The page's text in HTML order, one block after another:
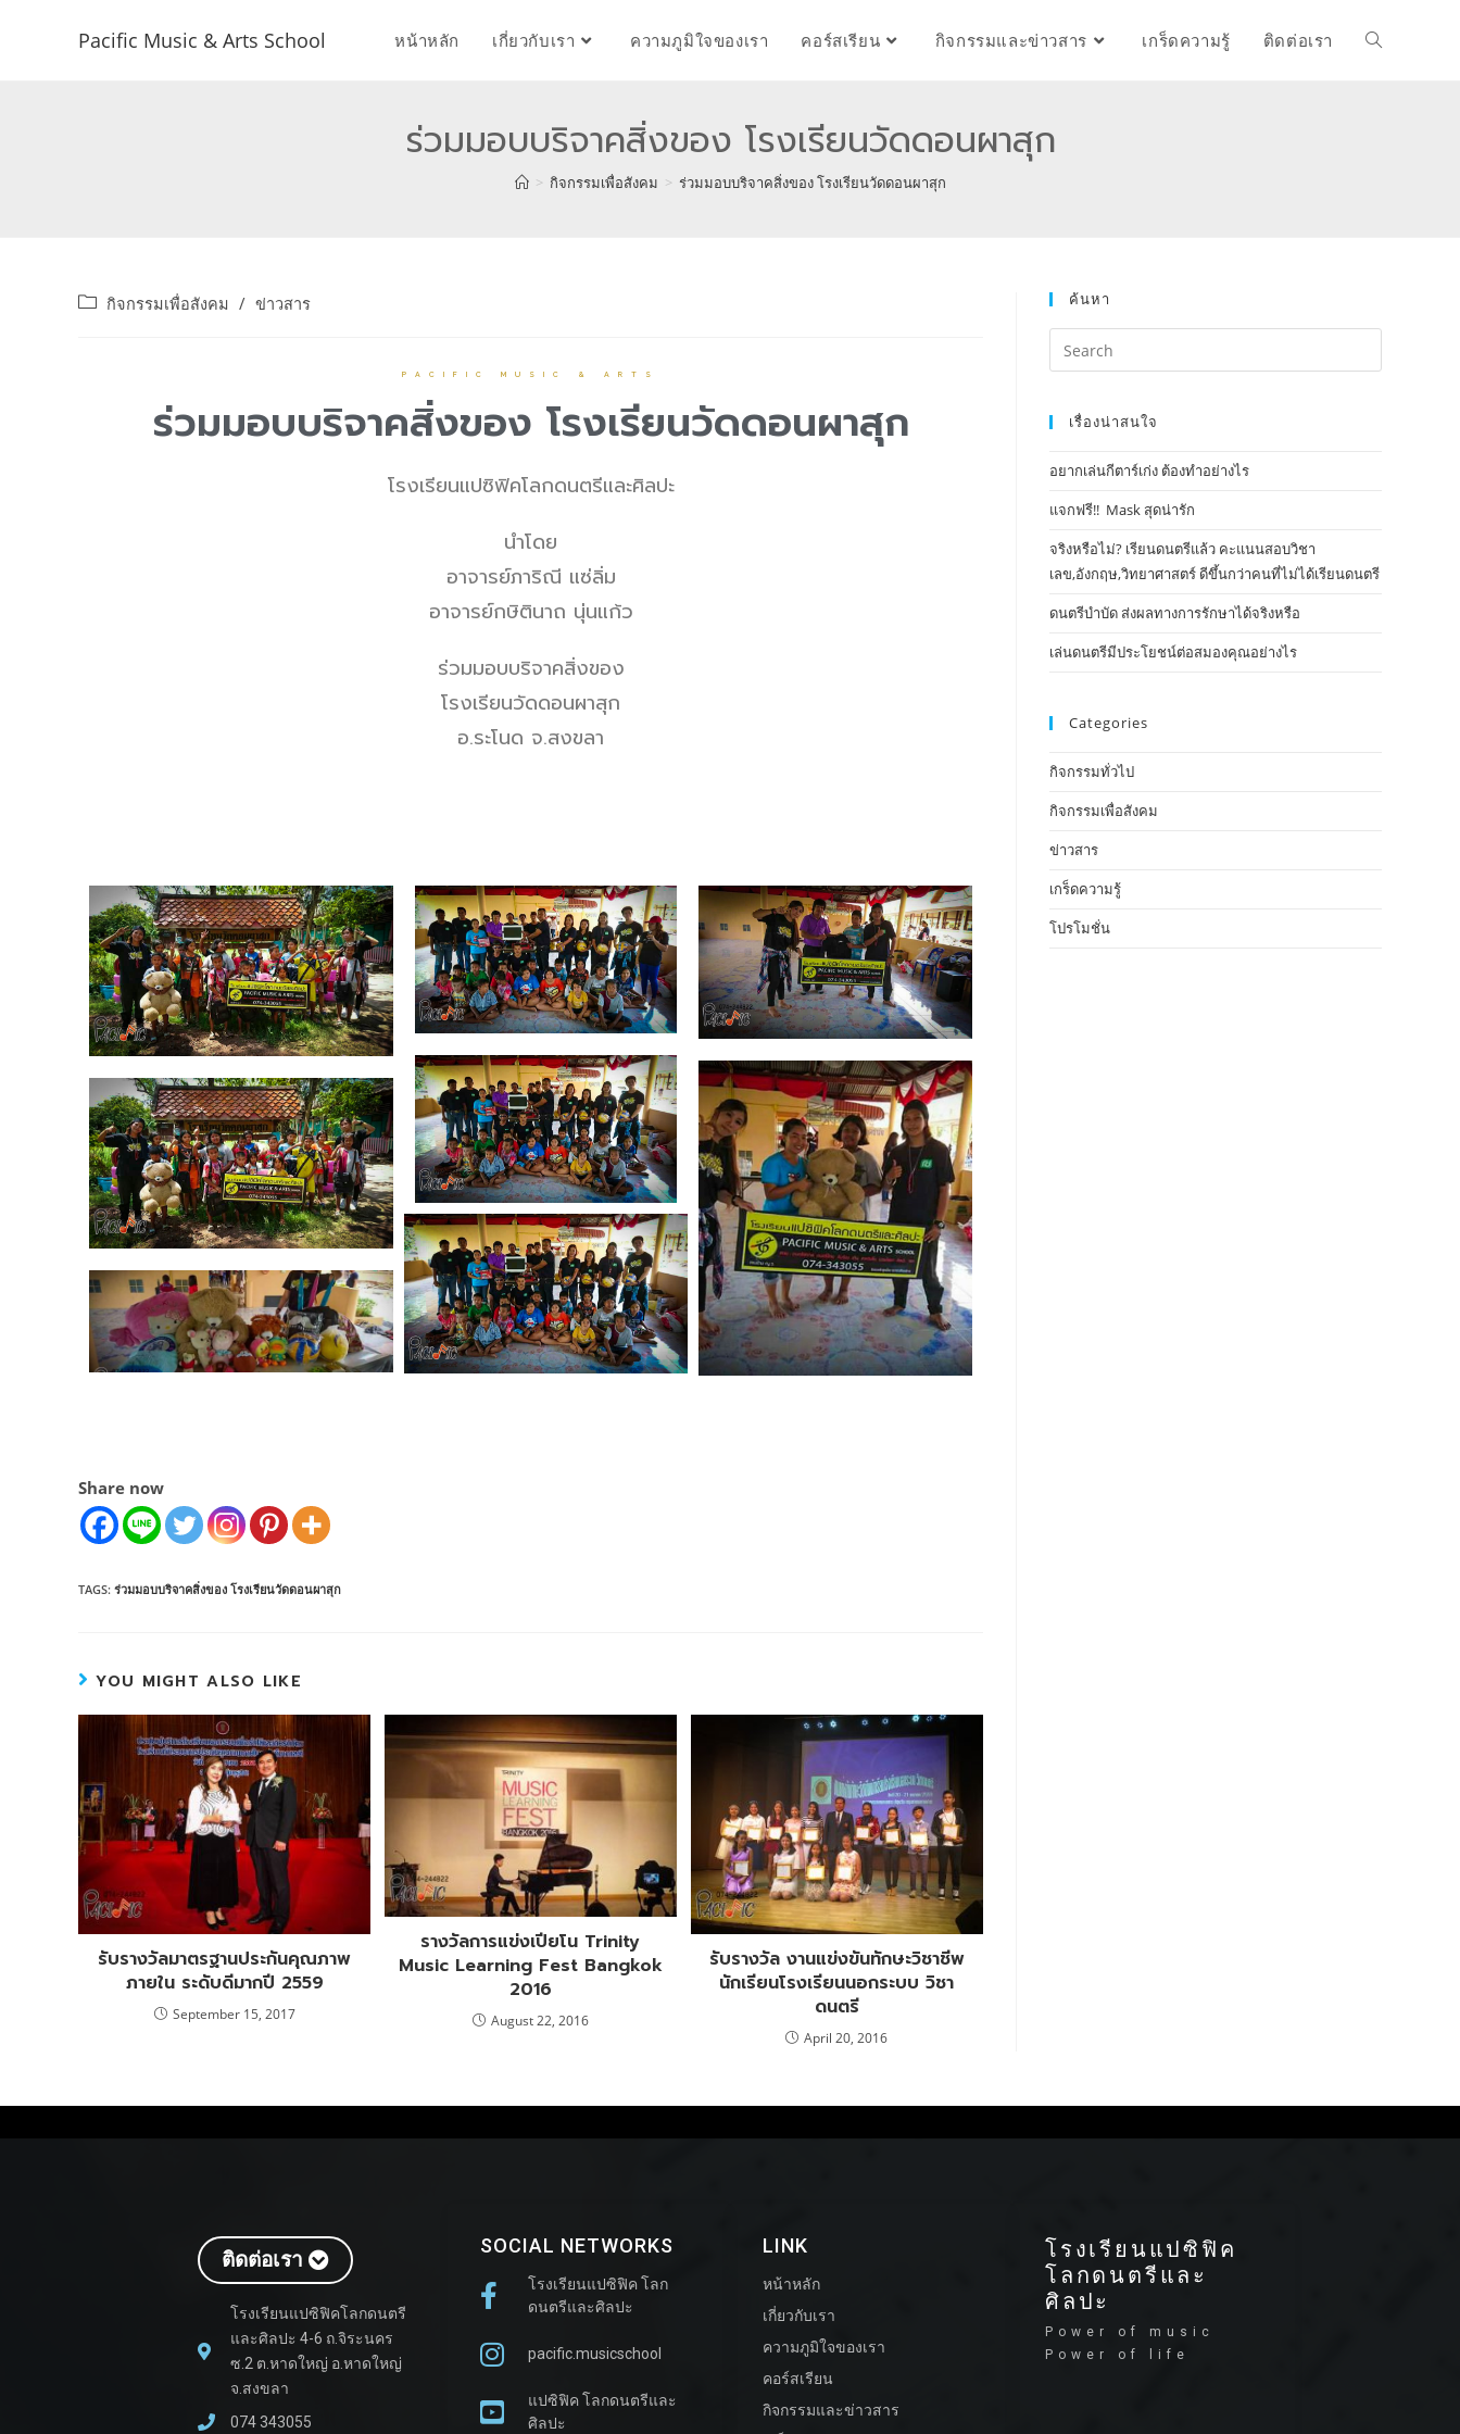
Pacific Music & Arts School หน้าหลัก เกี่ยวกับเรา ความภูมิใจของเรา คอร์สเรียน กิจกรรมและข่าวสาร เกร็ดความรู้ ติดต่อเรา
ร่วมมอบบริจาคสิ่งของ โรงเรียนวัดดอนผาสุก
> กิจกรรมเพื่อสังคม > ร่วมมอบบริจาคสิ่งของ โรงเรียนวัดดอนผาสุก
กิจกรรมเพื่อสังคม / ข่าวสาร
PACIFIC MUSIC & ARTS
ร่วมมอบบริจาคสิ่งของ โรงเรียนวัดดอนผาสุก
โรงเรียนแปซิฟิคโลกดนตรีและศิลปะ
นำโดย
อาจารย์ภาริณี แซ่ลิ่ม
อาจารย์กษิตินาถ นุ่นแก้ว
ร่วมมอบบริจาคสิ่งของ
โรงเรียนวัดดอนผาสุก
อ.ระโนด จ.สงขลา
Share now
TAGS: ร่วมมอบบริจาคสิ่งของ โรงเรียนวัดดอนผาสุก
YOU MIGHT ALSO LIKE
รับรางวัลมาตรฐานประกันคุณภาพ
ภายใน ระดับดีมากปี 2559
September 15, 2017
รางวัลการแข่งเปียโน Trinity
Music Learning Fest Bangkok
2016
August 22, 2016
รับรางวัล งานแข่งขันทักษะวิชาชีพ
นักเรียนโรงเรียนนอกระบบ วิชา
ดนตรี
April 20, 2016
ค้นหา
เรื่องน่าสนใจ
อยากเล่นกีตาร์เก่ง ต้องทำอย่างไร
แจกฟรี!! Mask​ สุดน่ารัก
จริงหรือไม่? เรียนดนตรีแล้ว คะแนนสอบวิชา
เลข,อังกฤษ,วิทยาศาสตร์ ดีขึ้นกว่าคนที่ไม่ได้เรียนดนตรี
ดนตรีบำบัด ส่งผลทางการรักษาได้จริงหรือ
เล่นดนตรีมีประโยชน์ต่อสมองคุณอย่างไร
Categories
กิจกรรมทั่วไป
กิจกรรมเพื่อสังคม
ข่าวสาร
เกร็ดความรู้
โปรโมชั่น
ติดต่อเรา
โรงเรียนแปซิฟิคโลกดนตรี
และศิลปะ 4-6 ถ.จิระนคร
ซ.2 ต.หาดใหญ่ อ.หาดใหญ่
จ.สงขลา
074 343055
SOCIAL NETWORKS
โรงเรียนแปซิฟิค โลก
ดนตรีและศิลปะ
pacific.musicschool
แปซิฟิค โลกดนตรีและ
ศิลปะ
LINK
หน้าหลัก
เกี่ยวกับเรา
ความภูมิใจของเรา
คอร์สเรียน
กิจกรรมและข่าวสาร
โรงเรียนแปซิฟิค
โลกดนตรีและ
ศิลปะ
Power of music
Power of life